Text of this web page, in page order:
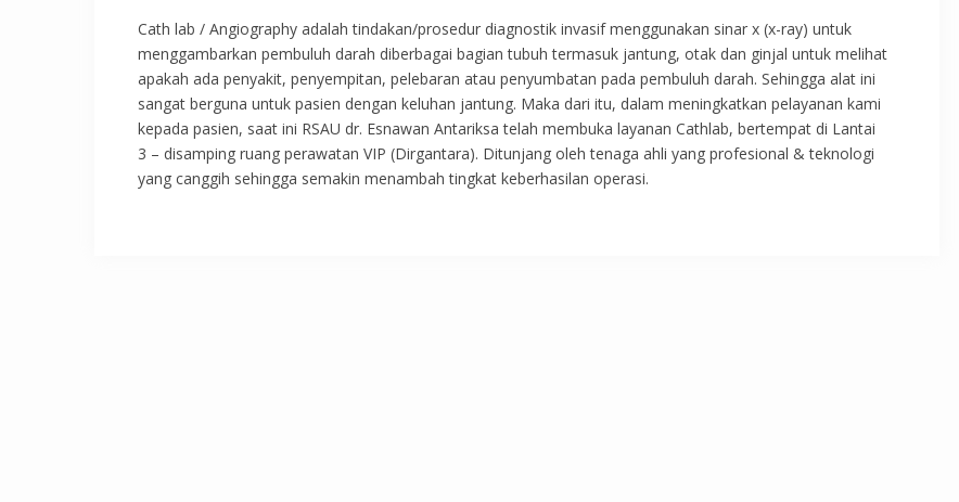
Cath lab / Angiography adalah tindakan/prosedur diagnostik invasif menggunakan sinar x (x-ray) untuk
menggambarkan pembuluh darah diberbagai bagian tubuh termasuk jantung, otak dan ginjal untuk melihat
apakah ada penyakit, penyempitan, pelebaran atau penyumbatan pada pembuluh darah. Sehingga alat ini
sangat berguna untuk pasien dengan keluhan jantung. Maka dari itu, dalam meningkatkan pelayanan kami
kepada pasien, saat ini RSAU dr. Esnawan Antariksa telah membuka layanan Cathlab, bertempat di Lantai
3 – disamping ruang perawatan VIP (Dirgantara). Ditunjang oleh tenaga ahli yang profesional & teknologi
yang canggih sehingga semakin menambah tingkat keberhasilan operasi.